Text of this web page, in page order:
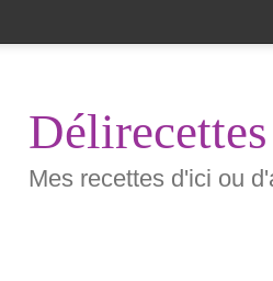
Délirecettes
Mes recettes d'ici ou